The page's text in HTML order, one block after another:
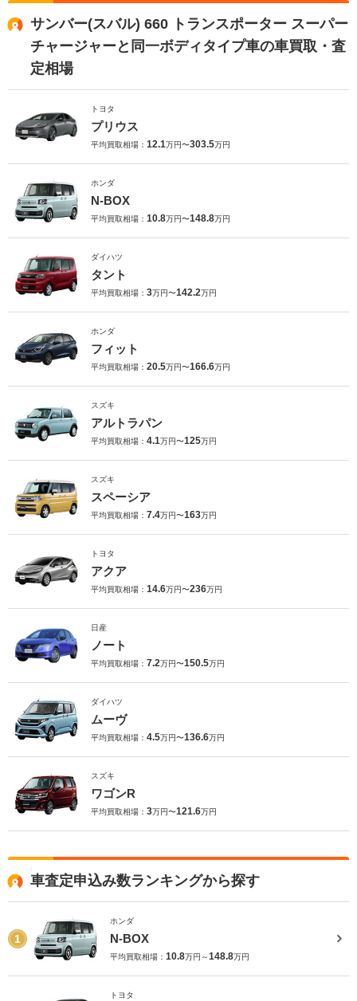
サンバー(スバル) 660 トランスポーター スーパー
チャージャーと同一ボディタイプ車の車買取・査
定相場
トヨタ
プリウス
平均買取相場： 12.1万円〜303.5万円
ホンダ
N-BOX
平均買取相場： 10.8万円〜148.8万円
ダイハツ
タント
平均買取相場： 3万円〜142.2万円
ホンダ
フィット
平均買取相場： 20.5万円〜166.6万円
スズキ
アルトラパン
平均買取相場： 4.1万円〜125万円
スズキ
スペーシア
平均買取相場： 7.4万円〜163万円
トヨタ
アクア
平均買取相場： 14.6万円〜236万円
日産
ノート
平均買取相場： 7.2万円〜150.5万円
ダイハツ
ムーヴ
平均買取相場： 4.5万円〜136.6万円
スズキ
ワゴンR
平均買取相場： 3万円〜121.6万円
車査定申込み数ランキングから探す
1
ホンダ
N-BOX
平均買取相場： 10.8万円～148.8万円
トヨタ